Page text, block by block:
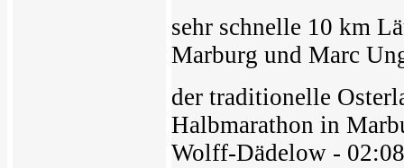
sehr schnelle 10 km
Marburg und Marc
der traditionelle
Halbmarathon in
Wolff-Dädelow -